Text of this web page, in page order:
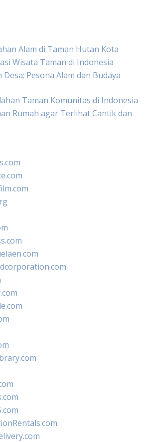
Alam di Taman Hutan Kota
Wisata Taman di Indonesia
Pesona Alam dan Budaya
Taman Komunitas di Indonesia
Rumah agar Terlihat Cantik dan